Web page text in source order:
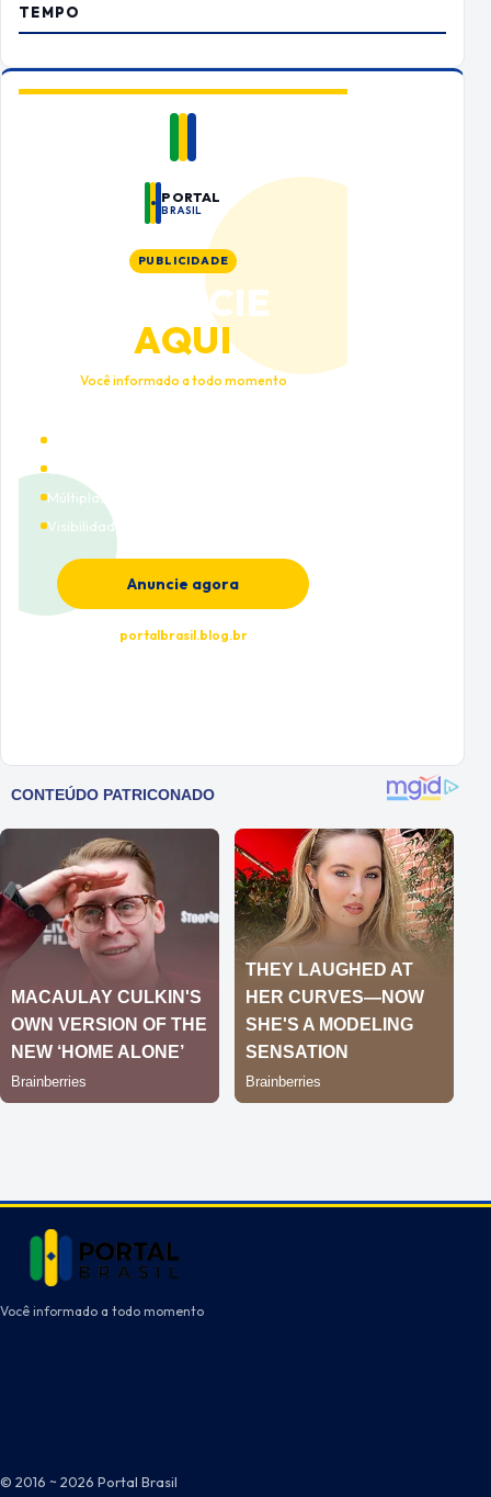
TEMPO
PORTAL
BRASIL
PUBLICIDADE
ANUNCIE
AQUI
Você informado a todo momento
Cobertura nacional
Múltiplas categorias
Visibilidade premium
Anuncie agora
portalbrasil.blog.br
Você informado a todo momento
© 2016 ~ 2026 Portal Brasil